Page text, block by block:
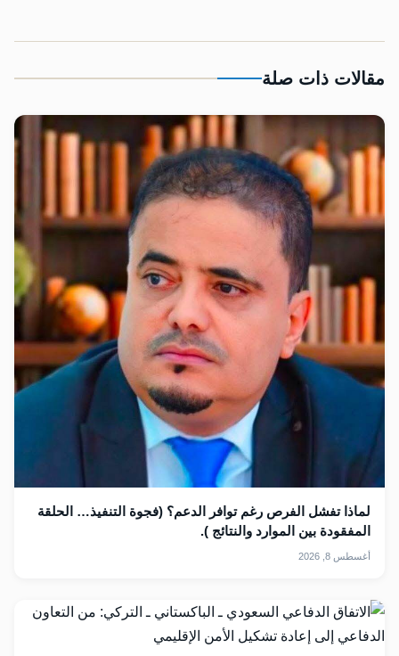
مقالات ذات صلة
لماذا تفشل الفرص رغم توافر الدعم؟ (فجوة التنفيذ… الحلقة
المفقودة بين الموارد والنتائج ).
أغسطس 8, 2026